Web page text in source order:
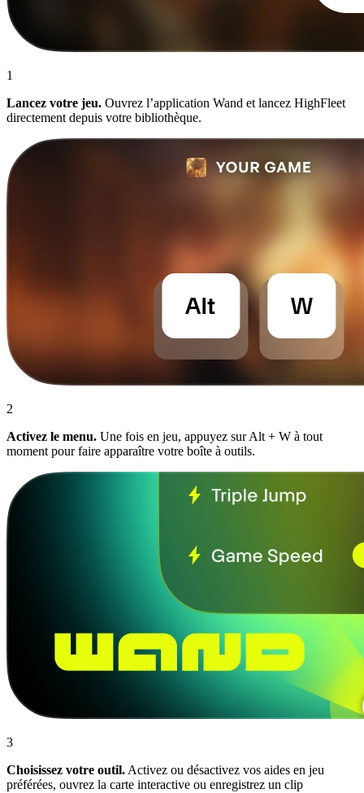
1
Lancez votre jeu. Ouvrez l’application Wand et lancez HighFleet
directement depuis votre bibliothèque.
2
Activez le menu. Une fois en jeu, appuyez sur Alt + W à tout
moment pour faire apparaître votre boîte à outils.
3
Choisissez votre outil. Activez ou désactivez vos aides en jeu
préférées, ouvrez la carte interactive ou enregistrez un clip